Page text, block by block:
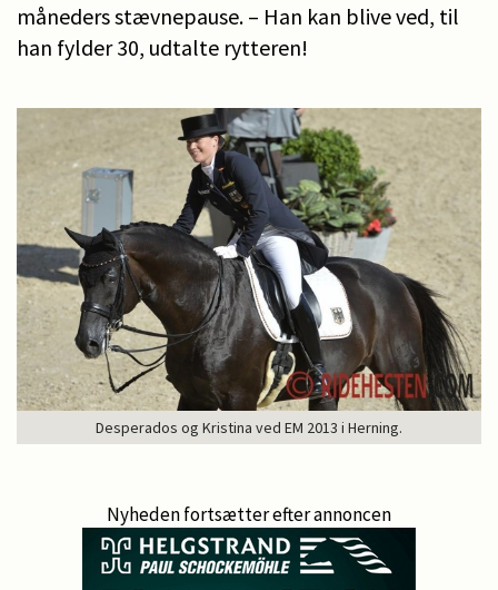
måneders stævnepause. – Han kan blive ved, til
han fylder 30, udtalte rytteren!
Desperados og Kristina ved EM 2013 i Herning.
Nyheden fortsætter efter annoncen